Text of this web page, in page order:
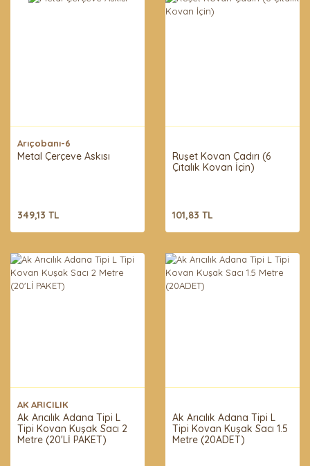
Arıçobanı-6
Metal Çerçeve Askısı
349,13 TL
Ruşet Kovan Çadırı (6
Çıtalık Kovan İçin)
101,83 TL
AK ARICILIK
Ak Arıcılık Adana Tipi L
Tipi Kovan Kuşak Sacı 2
Metre (20'Lİ PAKET)
Ak Arıcılık Adana Tipi L
Tipi Kovan Kuşak Sacı 1.5
Metre (20ADET)